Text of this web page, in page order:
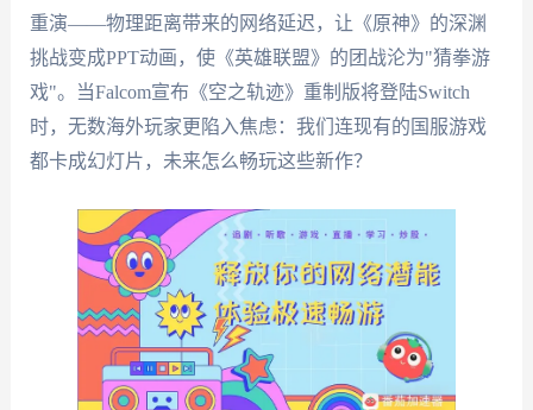
重演——物理距离带来的网络延迟，让《原神》的深渊
挑战变成PPT动画，使《英雄联盟》的团战沦为"猜拳游
戏"。当Falcom宣布《空之轨迹》重制版将登陆Switch
时，无数海外玩家更陷入焦虑：我们连现有的国服游戏
都卡成幻灯片，未来怎么畅玩这些新作？